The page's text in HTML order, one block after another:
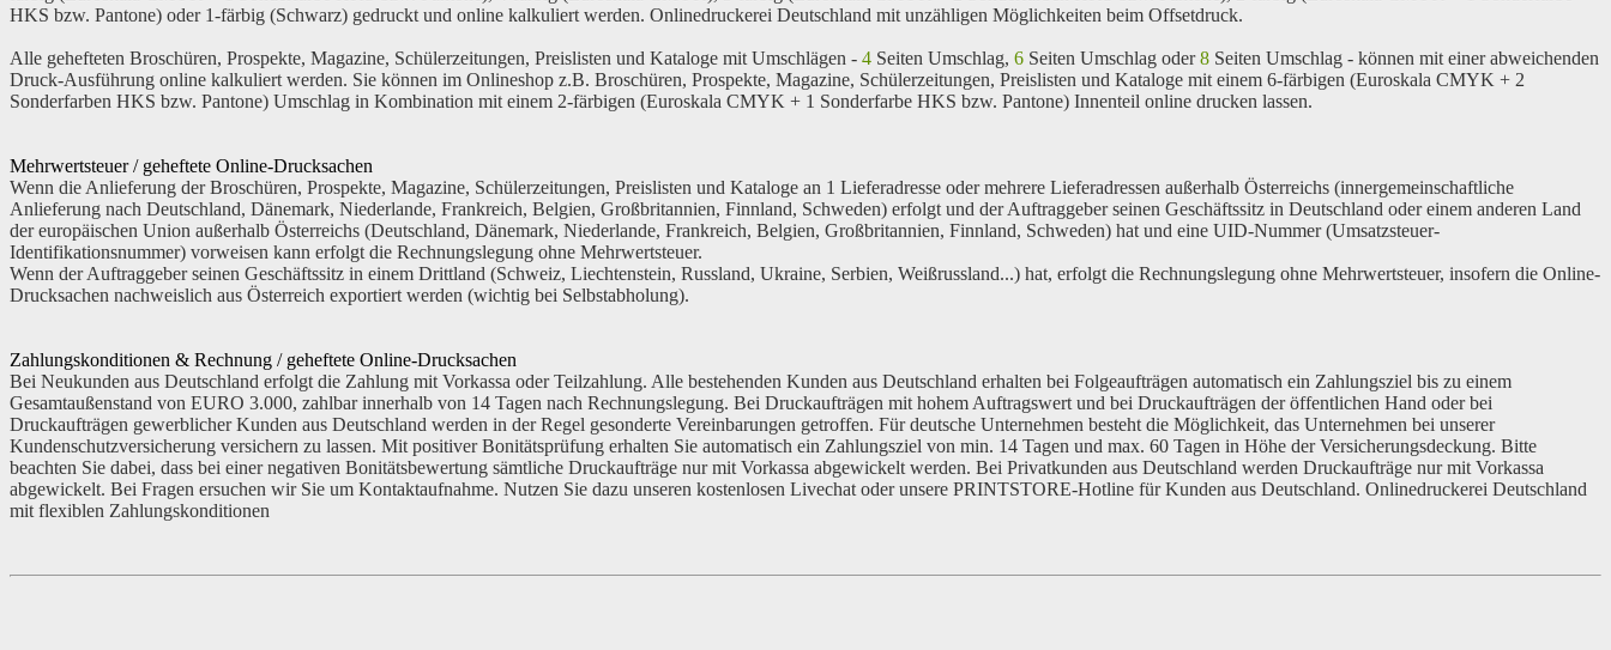
HKS bzw. Pantone) oder 1-färbig (Schwarz) gedruckt und online kalkuliert werden. Onlinedruckerei Deutschland mit unzähligen Möglichkeiten beim Offsetdruck.
Alle gehefteten Broschüren, Prospekte, Magazine, Schülerzeitungen, Preislisten und Kataloge mit Umschlägen - 4 Seiten Umschlag, 6 Seiten Umschlag oder8 Seiten Umschlag - können mit einer abweichenden
Druck-Ausführung online kalkuliert werden. Sie können im Onlineshop z.B. Broschüren, Prospekte, Magazine, Schülerzeitungen, Preislisten und Kataloge mit einem 6-färbigen (Euroskala CMYK + 2
Sonderfarben HKS bzw. Pantone) Umschlag in Kombination mit einem 2-färbigen (Euroskala CMYK + 1 Sonderfarbe HKS bzw. Pantone) Innenteil online drucken lassen.
Mehrwertsteuer / geheftete Online-Drucksachen
Wenn die Anlieferung der Broschüren, Prospekte, Magazine, Schülerzeitungen, Preislisten und Kataloge an 1 Lieferadresse oder mehrere Lieferadressen außerhalb Österreichs (innergemeinschaftliche
Anlieferung nach Deutschland, Dänemark, Niederlande, Frankreich, Belgien, Großbritannien, Finnland, Schweden) erfolgt und der Auftraggeber seinen Geschäftssitz in Deutschland oder einem anderen Land
dereuropäischen Union außerhalb Österreichs (Deutschland, Dänemark, Niederlande, Frankreich, Belgien, Großbritannien, Finnland, Schweden) hat und eine UID-Nummer(Umsatzsteuer-
Identifikationsnummer) vorweisen kann erfolgt die Rechnungslegung ohne Mehrwertsteuer.
Wenn der Auftraggeber seinen Geschäftssitz in einem Drittland (Schweiz, Liechtenstein, Russland, Ukraine, Serbien, Weißrussland...) hat, erfolgt die Rechnungslegung ohne Mehrwertsteuer, insofern die Online-
Drucksachen nachweislich aus Österreich exportiert werden (wichtig bei Selbstabholung).
Zahlungskonditionen & Rechnung / geheftete Online-Drucksachen
Bei Neukunden aus Deutschland erfolgt die Zahlung mit Vorkassa oder Teilzahlung. Alle bestehenden Kunden aus Deutschland erhalten bei Folgeaufträgen automatisch ein Zahlungsziel bis zu einem
Gesamtaußenstand von EURO 3.000, zahlbar innerhalb von 14 Tagen nach Rechnungslegung. Bei Druckaufträgen mit hohem Auftragswert und bei Druckaufträgen der öffentlichen Hand oder bei
Druckaufträgen gewerblicher Kunden aus Deutschland werden in der Regel gesonderte Vereinbarungen getroffen. Für deutsche Unternehmen besteht die Möglichkeit, das Unternehmen bei unserer
Kundenschutzversicherung versichern zu lassen. Mit positiver Bonitätsprüfung erhalten Sie automatisch ein Zahlungsziel von min. 14 Tagen und max. 60 Tagen in Höhe der Versicherungsdeckung. Bitte
beachten Sie dabei, dass bei einer negativen Bonitätsbewertung sämtliche Druckaufträge nur mit Vorkassa abgewickelt werden. Bei Privatkunden aus Deutschland werden Druckaufträge nur mit Vorkassa
abgewickelt. Bei Fragen ersuchen wir Sie um Kontaktaufnahme. Nutzen Sie dazu unseren kostenlosen Livechat oder unsere PRINTSTORE-Hotline für Kunden aus Deutschland. Onlinedruckerei Deutschland
mit flexiblen Zahlungskonditionen